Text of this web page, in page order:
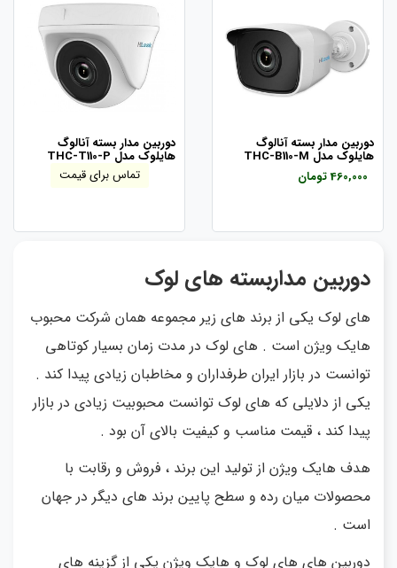
دوربین مدار بسته آنالوگ
هایلوک مدل THC-B110-M
460,000 تومان
دوربین مدار بسته آنالوگ
هایلوک مدل THC-T110-P
تماس برای قیمت
دوربین مداربسته های لوک
های لوک یکی از برند های زیر مجموعه همان شرکت محبوب
هایک ویژن است . های لوک در مدت زمان بسیار کوتاهی
توانست در بازار ایران طرفداران و مخاطبان زیادی پیدا کند .
یکی از دلایلی که های لوک توانست محبوبیت زیادی در بازار
پیدا کند ، قیمت مناسب و کیفیت بالای آن بود .
هدف هایک ویژن از تولید این برند ، فروش و رقابت با
محصولات میان رده و سطح پایین برند های دیگر در جهان
است .
دوربین های های لوک و هایک ویژن یکی از گزینه های